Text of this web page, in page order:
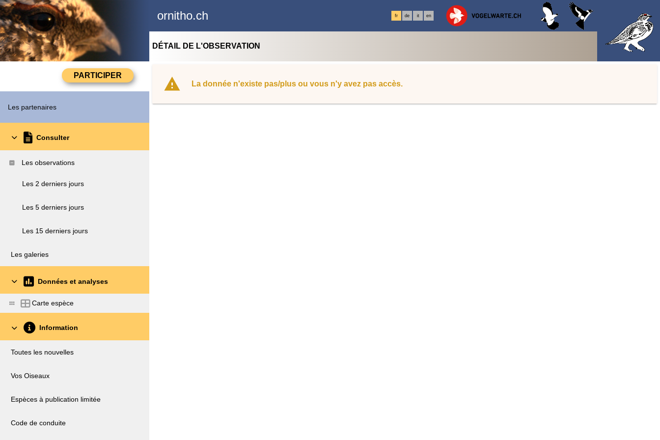
ornitho.ch fr de it en
Les partenaires
Consulter
Les observations
Les 2 derniers jours
Les 5 derniers jours
Les 15 derniers jours
Les galeries
Données et analyses
Carte espèce
Information
Toutes les nouvelles
Vos Oiseaux
Espèces à publication limitée
Code de conduite
DÉTAIL DE L'OBSERVATION
La donnée n'existe pas/plus ou vous n'y avez pas accès.